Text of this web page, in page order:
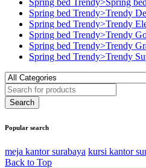
Spring bed Trendy>Trendy
Spring bed Trendy>Trendy
Spring bed Trendy>Trendy
Spring bed Trendy>Trendy
Spring bed Trendy>Trendy
Popular search
meja kantor surabaya kursi kantor
Back to Top